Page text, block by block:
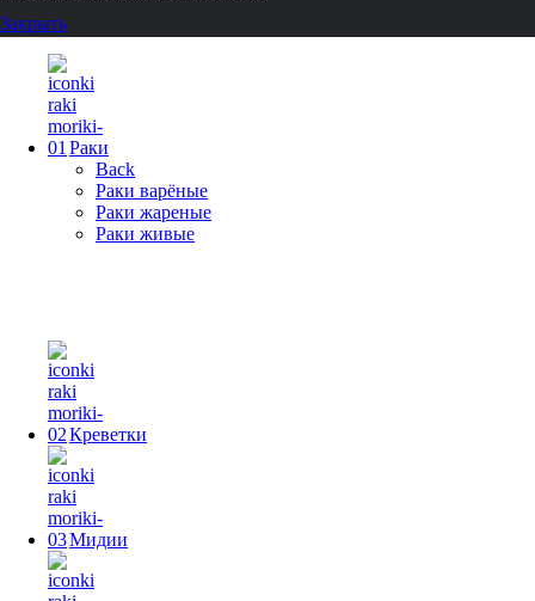
Закрыть
Раки
Back
Раки варёные
Раки жареные
Раки живые
Креветки
Мидии